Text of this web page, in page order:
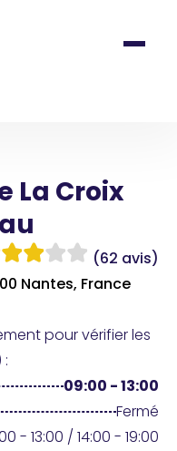
La Croix
(62 avis)
Nantes, France
pour vérifier les
09:00 - 13:00
Fermé
- 13:00 / 14:00 - 19:00